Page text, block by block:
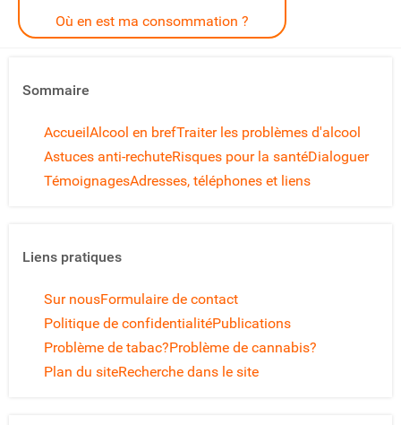
Où en est ma consommation ?
Sommaire
Accueil Alcool en brefTraiter les problèmes d'alcool
Astuces anti-rechuteRisques pour la santéDialoguer
TémoignagesAdresses, téléphones et liens
Liens pratiques
Sur nousFormulaire de contact
Politique de confidentialitéPublications
Problème de tabac?Problème de cannabis?
Plan du siteRecherche dans le site